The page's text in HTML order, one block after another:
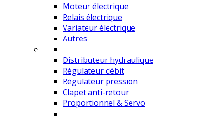
Moteur électrique
Relais électrique
Variateur électrique
Autres
Distributeur hydraulique
Régulateur débit
Régulateur pression
Clapet anti-retour
Proportionnel & Servo